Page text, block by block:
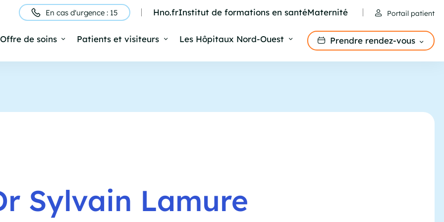
Entête
En cas d'urgence : 15 Hno.frInstitut de formations en santéMaternité Portail patient
Offre de soins Patients et visiteurs Les Hôpitaux Nord-Ouest Prendre rendez-vous
Sylvain Lamure